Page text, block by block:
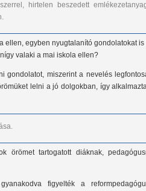
hirtelen beszedett
ellen, egyben nyugtalanító gondolatokat is
valaki a mai iskola ellen?
gondolatot, miszerint a nevelés
lelni a jó dolgokban, így
örömet tartogatott diáknak,
figyelték a